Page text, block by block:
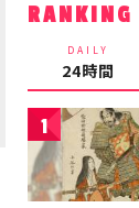
RANKING
DAILY
24時間
1